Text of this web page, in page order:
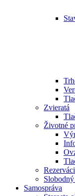
Zvieratá
Životné
Samospráva